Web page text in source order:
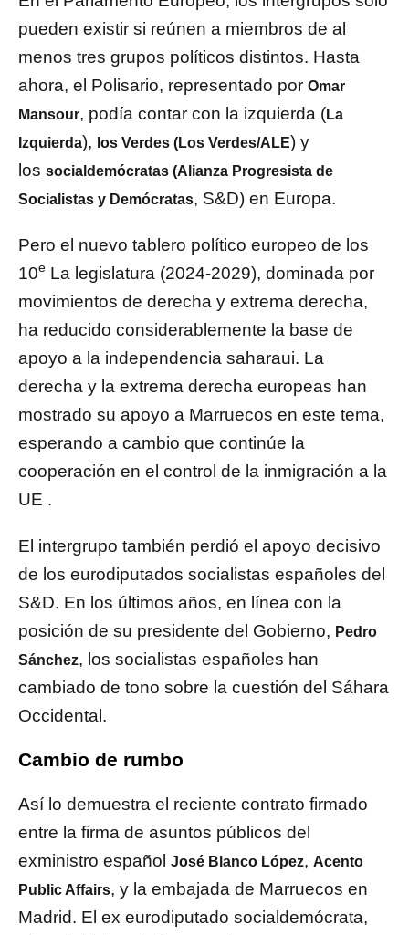
pueden existir si reúnen a miembros de al
menos tres grupos políticos distintos. Hasta
ahora, el Polisario, representado por Omar
Mansour, podía contar con la izquierda (La
Izquierda), los Verdes (Los Verdes/ALE) y
los socialdemócratas (Alianza Progresista de
Socialistas y Demócratas, S&D) en Europa.
Pero el nuevo tablero político europeo de los
10e La legislatura (2024-2029), dominada por
movimientos de derecha y extrema derecha,
ha reducido considerablemente la base de
apoyo a la independencia saharaui. La
derecha y la extrema derecha europeas han
mostrado su apoyo a Marruecos en este tema,
esperando a cambio que continúe la
cooperación en el control de la inmigración a la
UE .
El intergrupo también perdió el apoyo decisivo
de los eurodiputados socialistas españoles del
S&D. En los últimos años, en línea con la
posición de su presidente del Gobierno, Pedro
Sánchez, los socialistas españoles han
cambiado de tono sobre la cuestión del Sáhara
Occidental.
Cambio de rumbo
Así lo demuestra el reciente contrato firmado
entre la firma de asuntos públicos del
exministro español José Blanco López, Acento
Public Affairs, y la embajada de Marruecos en
Madrid. El ex eurodiputado socialdemócrata,